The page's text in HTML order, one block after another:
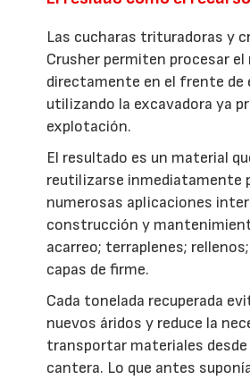
Las cucharas trituradoras y
Crusher permiten procesar
directamente en el frente de
utilizando la excavadora ya
explotación.
El resultado es un material
reutilizarse inmediatamente
numerosas aplicaciones
construcción y
acarreo; terraplenes;
capas de firme.
Cada tonelada recuperada
nuevos áridos y reduce la
transportar materiales desde
cantera. Lo que antes